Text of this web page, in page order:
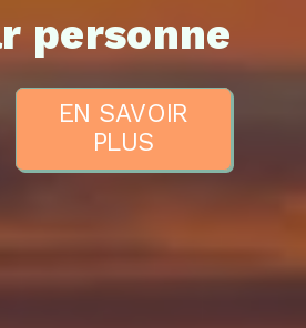
personne
EN SAVOIR
PLUS